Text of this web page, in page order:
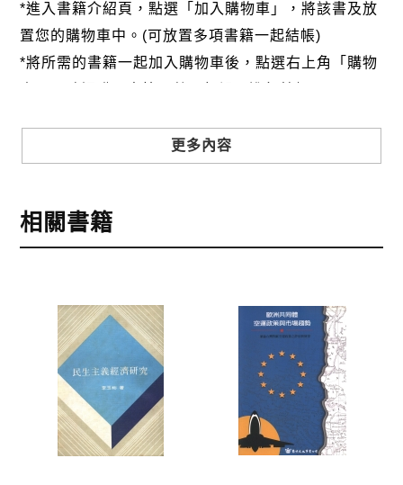
*進入書籍介紹頁，點選「加入購物車」，將該書及放
置您的購物車中。(可放置多項書籍一起結帳)
*將所需的書籍一起加入購物車後，點選右上角「購物
2.銀行轉帳:選擇銀行轉帳時，請填寫您的銀行帳號後
五碼，並於三日內完成匯款，以利核銷作業。
劃撥單，匯款者大名請填寫跟訂購者大名一致，以利
核銷作業。
完成訂購
訂購完成後，可至會員專區查詢「我的訂單」，查詢
訂單處理的狀態。
更多內容
相關書籍